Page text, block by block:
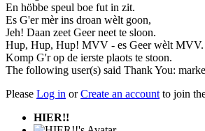
En höbbe speul boe fut in zit.
Es G'er mèr ins droan wèlt goon,
Jeh! Daan zeet Geer neet te sloon.
Hup, Hup, Hup! MVV - es Geer wèlt MVV.
Komp G'r op de ierste plaots te stoon.
The following user(s) said Thank You: marke
Please Log in orCreate an account to join
HIER!!